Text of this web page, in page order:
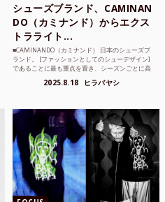
シューズブランド、CAMINAN
DO（カミナンド）からエクス
トラライト...
■CAMINANDO（カミナンド） 日本のシューズブ
ランド。 [ファッションとしてのシューデザイン]
であることに最も重点を置き、シーズンごとに高
2025.8.18 ヒラバヤシ